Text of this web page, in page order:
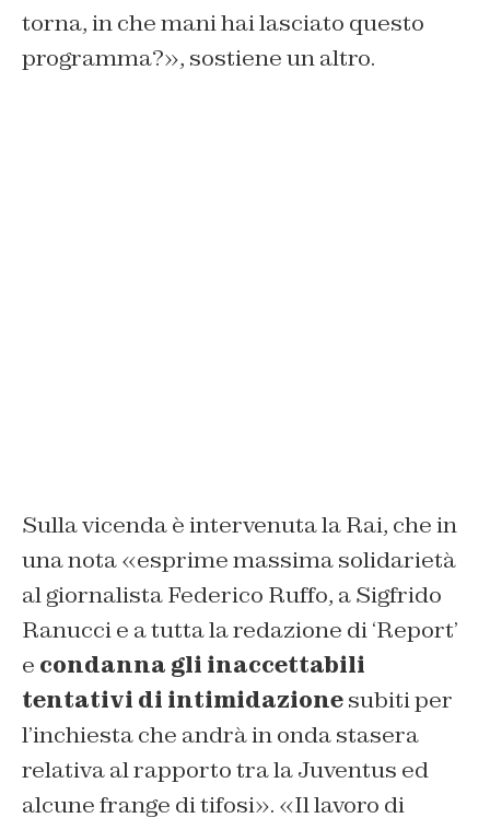
torna, in che mani hai lasciato questo
programma?», sostiene un altro.
Sulla vicenda è intervenuta la Rai, che in
una nota «esprime massima solidarietà
al giornalista Federico Ruffo, a Sigfrido
Ranucci e a tutta la redazione di ‘Report’
e condanna gli inaccettabili
tentativi di intimidazionesubiti per
l’inchiesta che andrà in onda stasera
relativa al rapporto tra la Juventus ed
alcune frange di tifosi». «Il lavoro di